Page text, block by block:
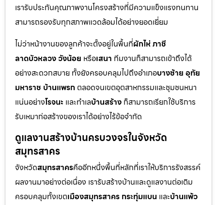
เรารับประกันคุณภาพงานโครงสร้างที่มีความแข็งแรงทนทาน
สามารถรองรับทุกสภาพแวดล้อมได้อย่างยอดเยี่ยม
ไม่ว่าหน้างานของลูกค้าจะตั้งอยู่ในพื้นที่ผักไห่ ภาชี
ลาดบัวหลวง วังน้อย หรือเสนา ทีมงานก็สามารถเข้าถึงได้
อย่างสะดวกสบาย ทั้งยังครอบคลุมไปถึงอำเภอบางซ้าย อุทัย
มหาราช บ้านแพรก ตลอดจนเขตอุตสาหกรรมและชุมชนหนา
แน่นอย่างโรจนะ และทำเลบ้านสร้าง ก็สามารถเรียกใช้บริการ
รับเหมาก่อสร้างของเราได้อย่างไร้ข้อจำกัด
ดูแลงานสร้างบ้านครบวงจรในจังหวัด
สมุทรสาคร
จังหวัดสมุทรสาครคืออีกหนึ่งพื้นที่หลักที่เราให้บริการรังสรรค์
ผลงานมาอย่างต่อเนื่อง เรารับสร้างบ้านและดูแลงานต่อเติม
ครอบคลุมทั้งเขตเมืองสมุทรสาคร กระทุ่มแบน และบ้านแพ้ว